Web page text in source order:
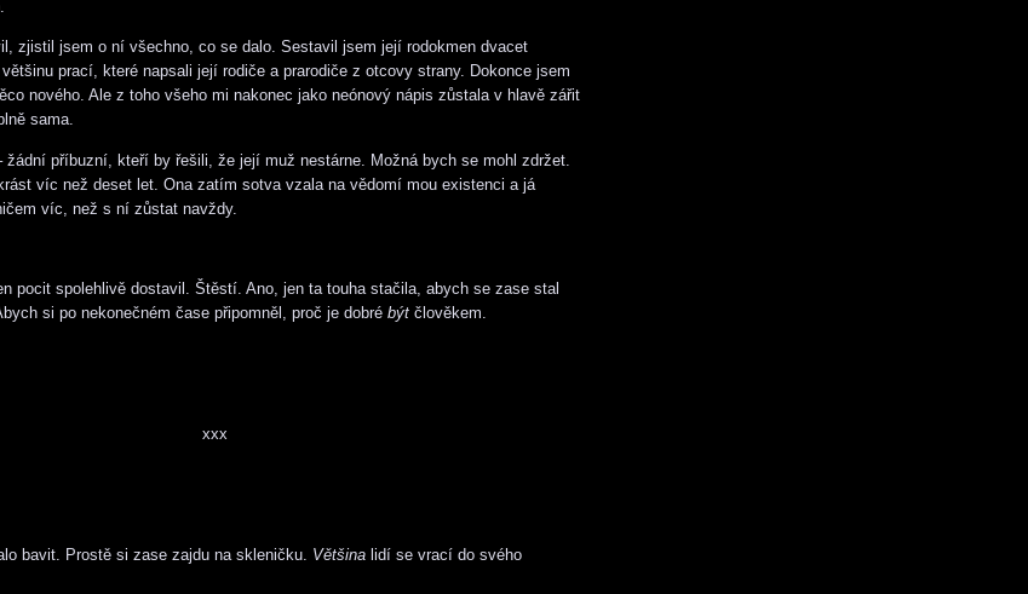
zjistil jsem o ní všechno, co se dalo. Sestavil jsem její rodokmen dvacet
prací, které napsali její rodiče a prarodiče z otcovy strany. Dokonce jsem
nového. Ale z toho všeho mi nakonec jako neónový nápis zůstala v hlavě zářit
sama.
žádní příbuzní, kteří by řešili, že její muž nestárne. Možná bych se mohl zdržet.
víc než deset let. Ona zatím sotva vzala na vědomí mou existenci a já
víc, než s ní zůstat navždy.
pocit spolehlivě dostavil. Štěstí. Ano, jen ta touha stačila, abych se zase stal
si po nekonečném čase připomněl, proč je dobré být člověkem.
xxx
bavit. Prostě si zase zajdu na skleničku. Většina lidí se vrací do svého